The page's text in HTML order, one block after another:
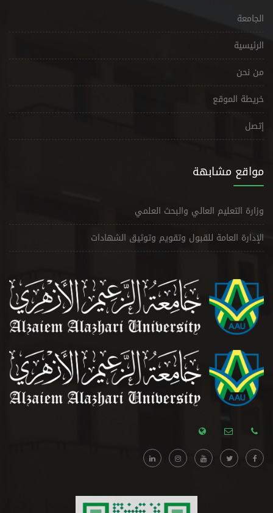
الجامعة
الرئيسية
من نحن
خريطة الموقع
إتصل
مواقع مشابهة
وزارة التعليم العالي والبحث العلمي
الإدارة العامة للقبول وتقويم وتوثيق الشهادات